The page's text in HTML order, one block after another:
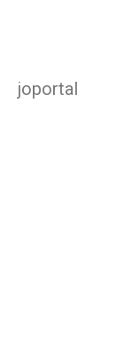
joportal